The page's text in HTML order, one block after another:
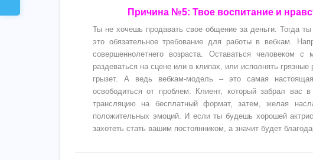
Причина №5: Твое воспитание и
Ты не хочешь продавать свое общение за деньги. Тогда
это обязательное требование для работы в вебкам.
совершеннолетнего возраста. Оставаться человеком
раздеваться на сцене или в клипах, или исполнять
грызет. А ведь вебкам-модель – это самая
освободиться от проблем. Клиент, который забрал вас
трансляцию на бесплатный формат, затем, желая
положительных эмоций. И если ты будешь хорошей
захотеть стать вашим постоянником, а значит будет